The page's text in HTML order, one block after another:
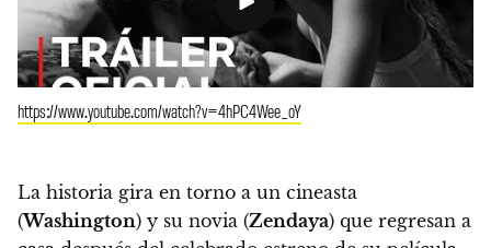
https://www.youtube.com/watch?v=4hPC4Wee_oY
La historia gira en torno a un cineasta
(Washington) y su novia (Zendaya) que regresan a